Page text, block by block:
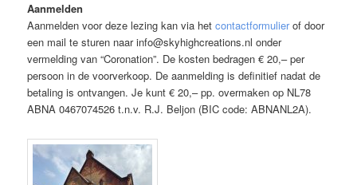
Aanmelden
Aanmelden voor deze lezing kan via hetcontactformulierof door
een mail te sturen naar info@skyhighcreations.nl onder
vermelding van “Coronation”. De kosten bedragen € 20,– per
persoon in de voorverkoop. De aanmelding is definitief nadat de
betaling is ontvangen. Je kunt € 20,– pp. overmaken op NL78
ABNA 0467074526 t.n.v. R.J. Beljon (BIC code: ABNANL2A).